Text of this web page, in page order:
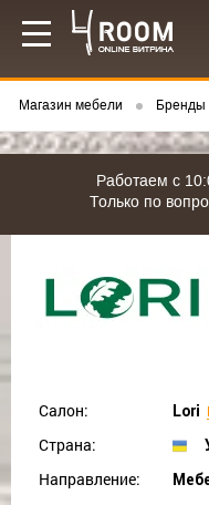
Магазин мебели Бренды
Работаем с
Только по
Салон: Lori
Страна:
Направление: